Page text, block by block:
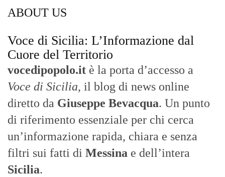
ABOUT US
Voce di Sicilia: L’Informazione dal
Cuore del Territorio
vocedipopolo.it è la porta d’accesso a
Voce di Sicilia, il blog di news online
diretto da Giuseppe Bevacqua. Un punto
di riferimento essenziale per chi cerca
un’informazione rapida, chiara e senza
filtri sui fatti di Messina e dell’intera
Sicilia.